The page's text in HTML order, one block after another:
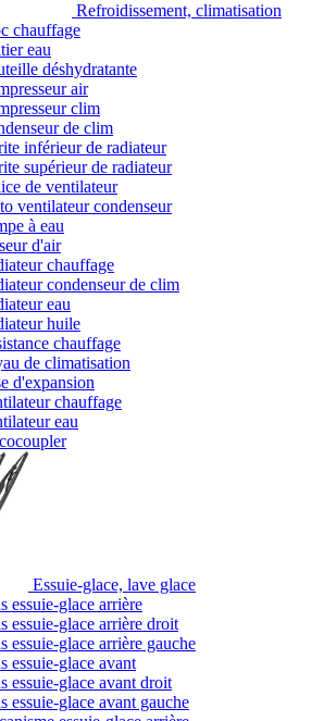
Refroidissement, climatisation
chauffage
eau
déshydratante
air
clim
de clim
inférieur de radiateur
supérieur de radiateur
de ventilateur
ventilateur condenseur
à eau
d'air
chauffage
condenseur de clim
eau
huile
chauffage
de climatisation
d'expansion
chauffage
eau
Essuie-glace, lave glace
essuie-glace arrière
essuie-glace arrière droit
essuie-glace arrière gauche
essuie-glace avant
essuie-glace avant droit
essuie-glace avant gauche